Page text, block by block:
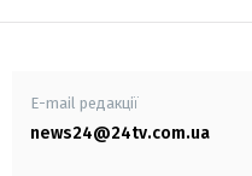
E-mail редакції
news24@24tv.com.ua